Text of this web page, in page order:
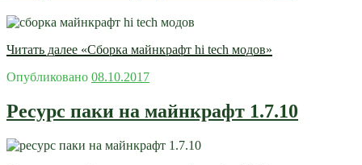
Читать далее «Сборка майнкрафт hi tech модов»
Опубликовано 08.10.2017
Ресурс паки на майнкрафт 1.7.10